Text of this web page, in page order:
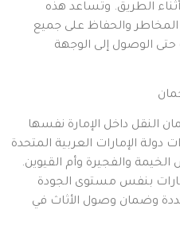
الطريق. وتساعد هذه
والحفاظ على جميع
الوصول إلى الوجهة
النقل داخل الإمارة نفسها
دولة الإمارات العربية المتحدة
والفجيرة وأم القيوين.
بنفس مستوى الجودة
وضمان وصول الأثاث في